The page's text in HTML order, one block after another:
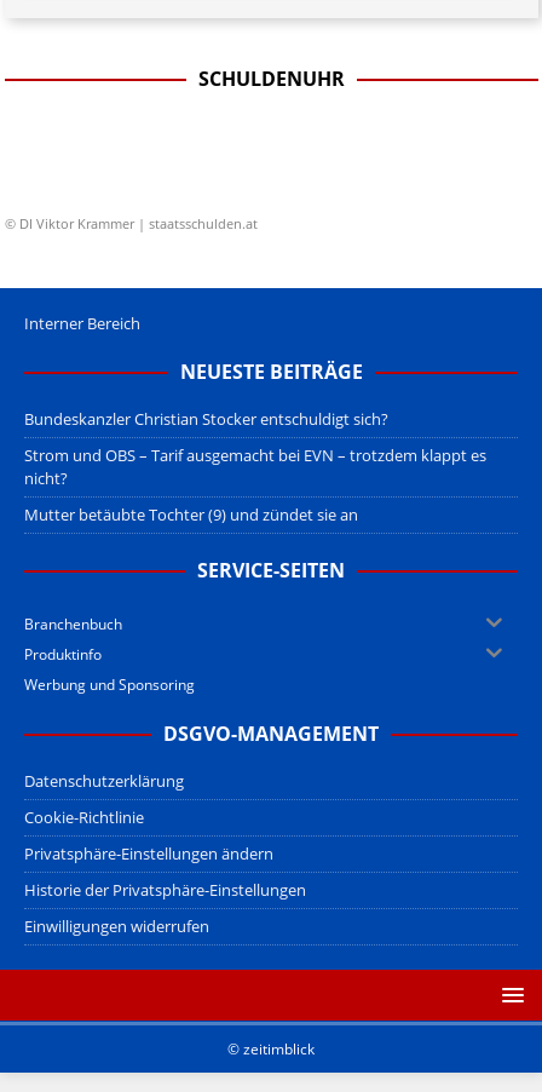
SCHULDENUHR
© DI Viktor Krammer | staatsschulden.at
Interner Bereich
NEUESTE BEITRÄGE
Bundeskanzler Christian Stocker entschuldigt sich?
Strom und OBS – Tarif ausgemacht bei EVN – trotzdem klappt es
nicht?
Mutter betäubte Tochter (9) und zündet sie an
SERVICE-SEITEN
Branchenbuch
Produktinfo
Werbung und Sponsoring
DSGVO-MANAGEMENT
Datenschutzerklärung
Cookie-Richtlinie
Privatsphäre-Einstellungen ändern
Historie der Privatsphäre-Einstellungen
Einwilligungen widerrufen
© zeitimblick